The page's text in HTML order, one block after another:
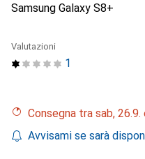
Samsung Galaxy S8+
1
Valutazioni
Consegna tra sab,
Avvisami se sarà